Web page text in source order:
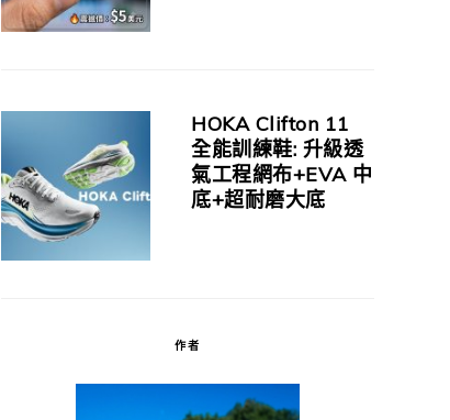
HOKA Clifton 11
全能訓練鞋: 升級透
氣工程網布+EVA 中
底+超耐磨大底
作者